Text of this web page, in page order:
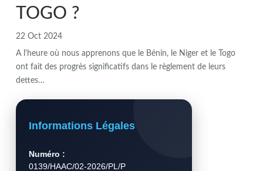
TOGO ?
22 Oct 2024
A l'heure où nous apprenons que le Bénin, le Niger et le Togo
ont fait des progrès significatifs dans le règlement de leurs
dettes…
Informations Légales
Numéro :
0139/HAAC/02-2026/PL/P